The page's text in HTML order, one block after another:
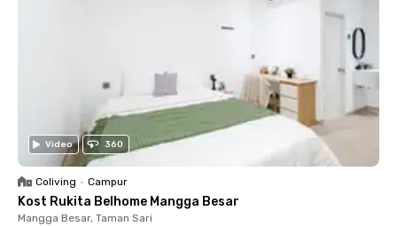
Video 360
Coliving • Campur
Kost Rukita Belhome Mangga Besar
Mangga Besar, Taman Sari